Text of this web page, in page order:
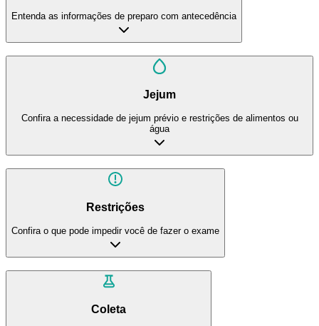
Entenda as informações de preparo com antecedência
Jejum
Confira a necessidade de jejum prévio e restrições de alimentos ou
água
Restrições
Confira o que pode impedir você de fazer o exame
Coleta